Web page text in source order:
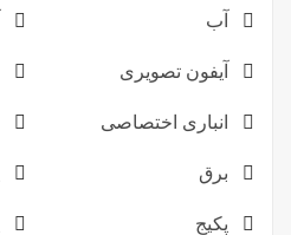
آب
آیفون تصویری
انباری اختصاصی
برق
پکیج